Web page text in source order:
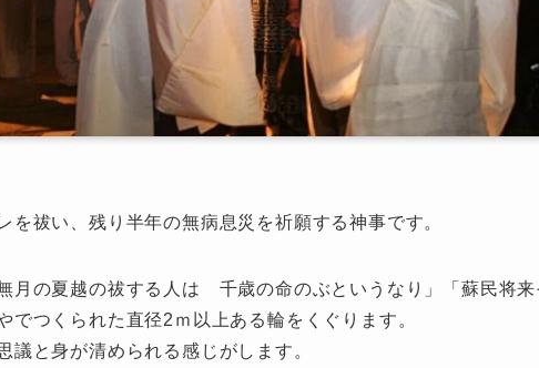
を祓い、残り半年の無病息災を祈願する神事です。
月の夏越の祓する人は 千歳の命のぶというなり」「蘇民将
でつくられた直径2ｍ以上ある輪をくぐります。
議と身が清められる感じがします。